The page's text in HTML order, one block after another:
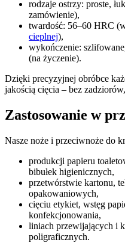
rodzaje ostrzy: proste,
zamówienie),
twardość: 56–60 HRC
cieplnej),
wykończenie:
(na życzenie).
Dzięki precyzyjnej obróbce
jakością cięcia – bez
Zastosowanie w
Nasze noże i przeciwnoże do
produkcji papieru
bibułek higienicznych,
przetwórstwie kartonu,
opakowaniowych,
cięciu etykiet, wstęg
konfekcjonowania,
liniach przewijających i
poligraficznych.